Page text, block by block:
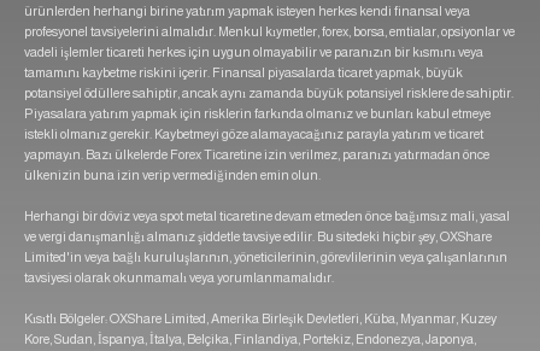
ürünlerden herhangi birine yatırım yapmak isteyen herkes kendi finansal veya
profesyonel tavsiyelerini almalıdır. Menkul kıymetler, forex, borsa, emtialar, opsiyonlar ve
vadeli işlemler ticareti herkes için uygun olmayabilir ve paranızın bir kısmını veya
tamamını kaybetme riskini içerir. Finansal piyasalarda ticaret yapmak, büyük
potansiyel ödüllere sahiptir, ancak aynı zamanda büyük potansiyel risklere de sahiptir.
Piyasalara yatırım yapmak için risklerin farkında olmanız ve bunları kabul etmeye
istekli olmanız gerekir. Kaybetmeyi göze alamayacağınız parayla yatırım ve ticaret
yapmayın. Bazı ülkelerde Forex Ticaretine izin verilmez, paranızı yatırmadan önce
ülkenizin buna izin verip vermediğinden emin olun.
Herhangi bir döviz veya spot metal ticaretine devam etmeden önce bağımsız mali, yasal
ve vergi danışmanlığı almanız şiddetle tavsiye edilir. Bu sitedeki hiçbir şey, OXShare
Limited'in veya bağlı kuruluşlarının, yöneticilerinin, görevlilerinin veya çalışanlarının
tavsiyesi olarak okunmamalı veya yorumlanmamalıdır.
Kısıtlı Bölgeler: OXShare Limited, Amerika Birleşik Devletleri, Küba, Myanmar, Kuzey
Kore, Sudan, İspanya, İtalya, Belçika, Finlandiya, Portekiz, Endonezya, Japonya,